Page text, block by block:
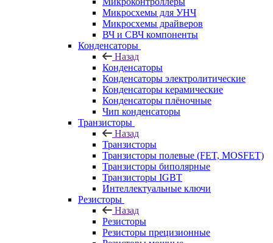
Микросхемы для УНЧ
Микросхемы драйверов
ВЧ и СВЧ компоненты
Конденсаторы
Назад
Конденсаторы
Конденсаторы электролитические
Конденсаторы керамические
Конденсаторы плёночные
Чип конденсаторы
Транзисторы
Назад
Транзисторы
Транзисторы полевые (FET, MOSFET)
Транзисторы биполярные
Транзисторы IGBT
Интеллектуальные ключи
Резисторы
Назад
Резисторы
Резисторы прецизионные